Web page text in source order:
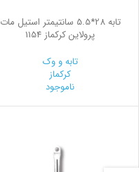
تابه 28*5.5 سانتیمتر استیل مات
پرولاین کرکماز 1154
تابه و وک
کرکماز
ناموجود